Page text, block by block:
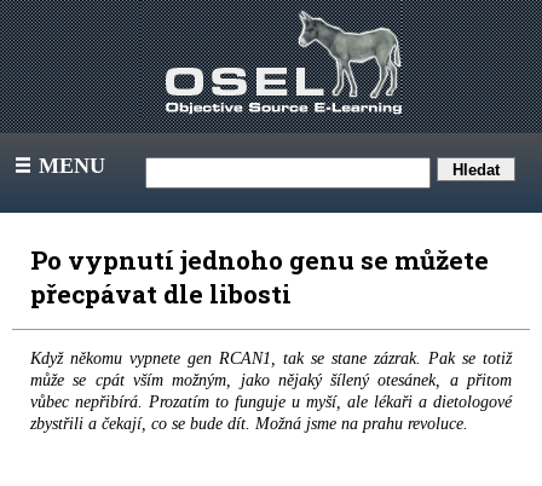
III MENU
Po vypnutí jednoho genu se můžete
přecpávat dle libosti
Když někomu vypnete gen RCAN1, tak se stane zázrak. Pak se totiž
může se cpát vším možným, jako nějaký šílený otesánek, a přitom
vůbec nepřibírá. Prozatím to funguje u myší, ale lékaři a dietologové
zbystřili a čekají, co se bude dít. Možná jsme na prahu revoluce.